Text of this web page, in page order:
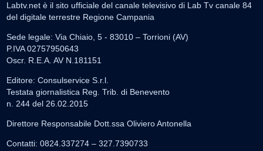
Labtv.net è il sito ufficiale del canale televisivo di Lab Tv canale 84
del digitale terrestre Regione Campania
Sede legale: Via Chiaio, 5 - 83010 – Torrioni (AV)
P.IVA 02757950643
Oscr. R.E.A. AV N.181151
Editore: Consulservice S.r.l.
Testata giornalistica Reg. Trib. di Benevento
n. 244 del 26.02.2015
Direttore Responsabile Dott.ssa Oliviero Antonella
Contatti: 0824.337274 – 327.7390733